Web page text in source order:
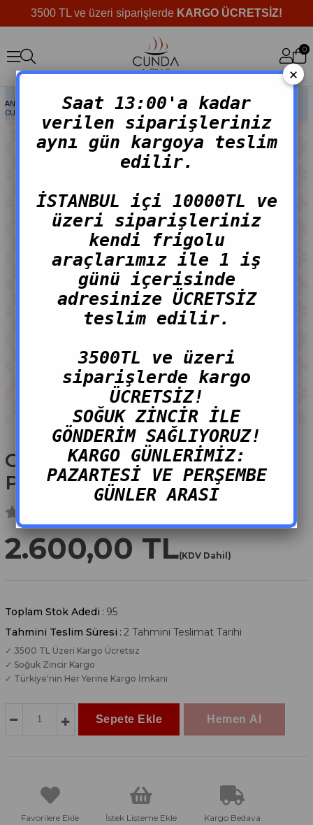
3500 TL ve üzeri siparişlerde KARGO ÜCRETSİZ!
0
ANASAYFA > MARINE ÜRÜNLER
>
CUNDA MEZZE EVDE KEYIF PAKETI (3 KİŞİLİK)
Cunda Mezze Evde Keyif
Paketi (3 KİŞİLİK)
2.600,00 TL(KDV Dahil)
Toplam Stok Adedi : 95
Tahmini Teslim Süresi : 2 Tahmini Teslimat Tarihi
✓ 3500 TL Üzeri Kargo Ücretsiz
✓ Soğuk Zincir Kargo
✓ Türkiye'nin Her Yerine Kargo İmkanı
Favorilere Ekle İstek Listeme Ekle Kargo Bedava
×
Saat 13:00'a kadar
verilen siparişleriniz
aynı gün kargoya teslim
edilir.
İSTANBUL içi 10000TL ve
üzeri siparişleriniz
kendi frigolu
araçlarımız ile 1 iş
günü içerisinde
adresinize ÜCRETSİZ
teslim edilir.
3500TL ve üzeri
siparişlerde kargo
ÜCRETSİZ!
SOĞUK ZİNCİR İLE
GÖNDERİM SAĞLIYORUZ!
KARGO GÜNLERİMİZ:
PAZARTESİ VE PERŞEMBE
GÜNLER ARASI